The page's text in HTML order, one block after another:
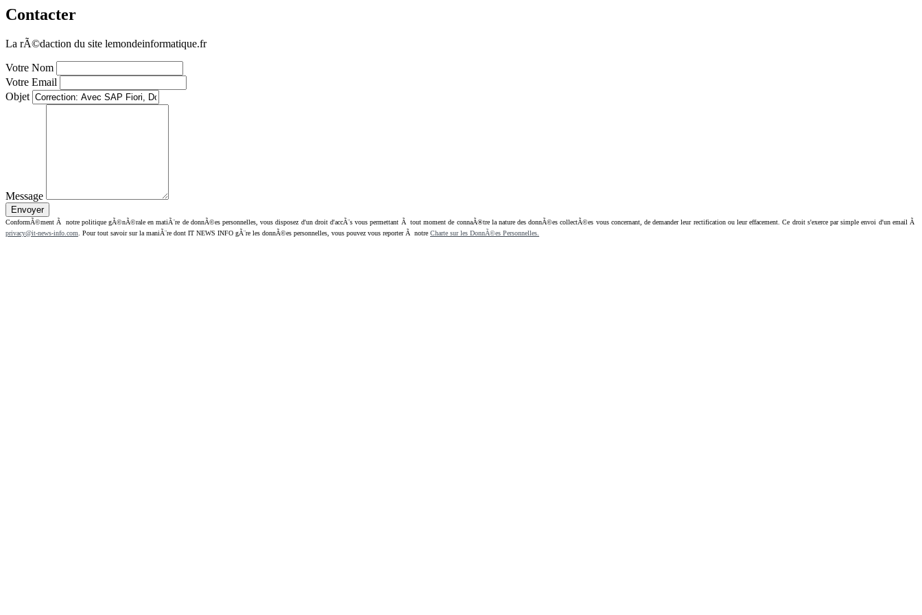
Contacter
La rÃ©daction du site lemondeinformatique.fr
Votre Nom
Votre Email
Objet
Message
ConformÃ©ment Ã notre politique gÃ©nÃ©rale en matiÃ¨re de donnÃ©es personnelles, vous disposez d'un droit d'accÃ¨s vous permettant Ã tout moment de connaÃ®tre la nature des donnÃ©es collectÃ©es vous concernant, de demander leur rectification ou leur effacement. Ce droit s'exerce par simple envoi d'un email Ã
privacy@it-news-info.com . Pour tout savoir sur la maniÃ¨re dont IT NEWS INFO gÃ¨re les donnÃ©es personnelles, vous pouvez vous reporter Ã notre Charte sur les DonnÃ©es Personnelles.